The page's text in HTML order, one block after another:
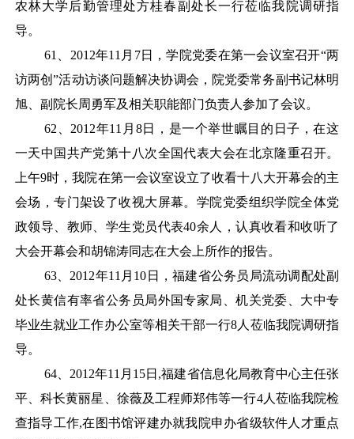
农林大学后勤管理处方桂春副处长一行莅临我院调研指
导。
61
2012年11月7日，学院党委在第一会议室召开“两
访两创”活动访谈问题解决协调会，院党委常务副书记林明
旭、副院长周勇军及相关职能部门负责人参加了会议。
62
2012年11月8日，是一个举世瞩目的日子，在这
一天中国共产党第十八次全国代表大会在北京隆重召开。
上午9时，我院在第一会议室设立了收看十八大开幕会的主
会场，专门架设了收视大屏幕。学院党委组织学院全体党
政领导、教师、学生党员代表40余人，认真收看和收听了
大会开幕会和胡锦涛同志在大会上所作的报告。
63、 2012年11月10日，福建省公务员局流动调配处副
处长黄信有率省公务员局外国专家局、机关党委、大中专
毕业生就业工作办公室等相关干部一行8人莅临我院调研指
导。
64、 2012年11月15日,福建省信息化局教育中心主任张
平、科长黄丽星、徐薇及工程师郑伟等一行4人莅临我院检
查指导工作,在图书馆评建办就我院申办省级软件人才重点